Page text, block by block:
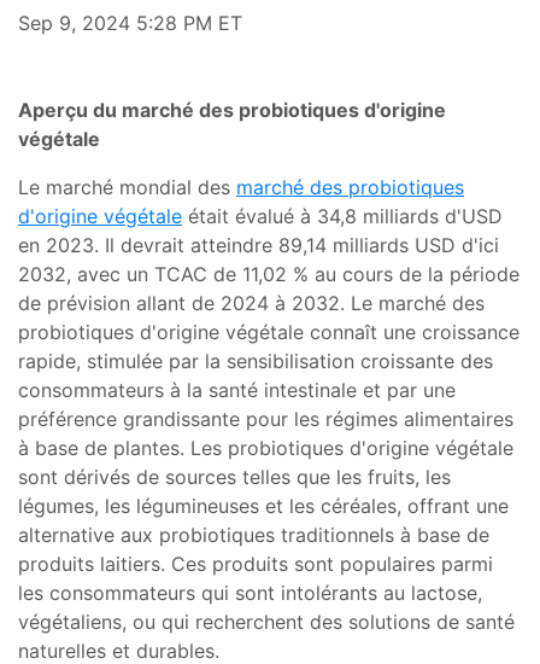
Sep 9, 2024 5:28 PM ET
Aperçu du marché des probiotiques d'origine
végétale
Le marché mondial des marché des probiotiques
d'origine végétale était évalué à 34,8 milliards d'USD
en 2023. Il devrait atteindre 89,14 milliards USD d'ici
2032, avec un TCAC de 11,02 % au cours de la période
de prévision allant de 2024 à 2032. Le marché des
probiotiques d'origine végétale connaît une croissance
rapide, stimulée par la sensibilisation croissante des
consommateurs à la santé intestinale et par une
préférence grandissante pour les régimes alimentaires
à base de plantes. Les probiotiques d'origine végétale
sont dérivés de sources telles que les fruits, les
légumes, les légumineuses et les céréales, offrant une
alternative aux probiotiques traditionnels à base de
produits laitiers. Ces produits sont populaires parmi
les consommateurs qui sont intolérants au lactose,
végétaliens, ou qui recherchent des solutions de santé
naturelles et durables.